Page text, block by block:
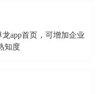
app首页，可增加企业
知度